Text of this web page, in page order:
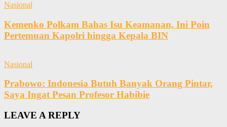
Nasional
Kemenko Polkam Bahas Isu Keamanan, Ini Poin
Pertemuan Kapolri hingga Kepala BIN
Nasional
Prabowo: Indonesia Butuh Banyak Orang Pintar,
Saya Ingat Pesan Profesor Habibie
LEAVE A REPLY